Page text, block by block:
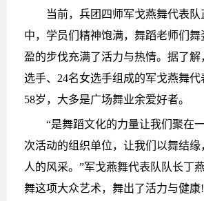
当前，兵团四师军戈燕舞代表队
中，学员们精神饱满，舞蹈老师们舞
盈的步伐充满了活力与热情。据了解
选手、24名女选手组成的军戈燕舞
58岁，大多是广场舞业余爱好者。
“是舞蹈文化的力量让我们聚在
次活动的组织单位，让我们以舞结
人的风采。”军戈燕舞代表队队长丁
舞这项大众艺术，舞出了活力与健康